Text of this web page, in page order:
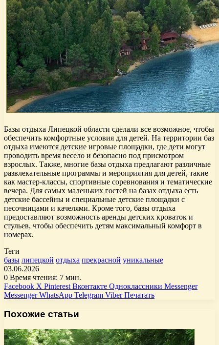
Базы отдыха Липецкой области сделали все возможное, чтобы
обеспечить комфортные условия для детей. На территории баз
отдыха имеются детские игровые площадки, где дети могут
проводить время весело и безопасно под присмотром
взрослых. Также, многие базы отдыха предлагают различные
развлекательные программы и мероприятия для детей, такие
как мастер-классы, спортивные соревнования и тематические
вечера. Для самых маленьких гостей на базах отдыха есть
детские бассейны и специальные детские площадки с
песочницами и качелями. Кроме того, базы отдыха
предоставляют возможность аренды детских кроваток и
стульев, чтобы обеспечить детям максимальный комфорт в
номерах.
Теги
базы липецкой отдыха прекрасной уникальные
03.06.2026
0 Время чтения: 7 мин.
Facebook X Pinterest Вконтакте Одноклассники Messenger
Messenger WhatsApp Telegram Viber Печатать
Похожие статьи